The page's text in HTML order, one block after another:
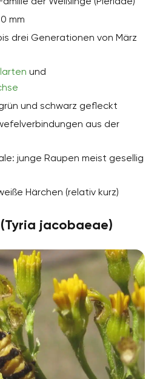
mm
drei Generationen von März
und
und schwarz gefleckt
aus der
junge Raupen meist gesellig
Härchen (relativ kurz)
jacobaeae)